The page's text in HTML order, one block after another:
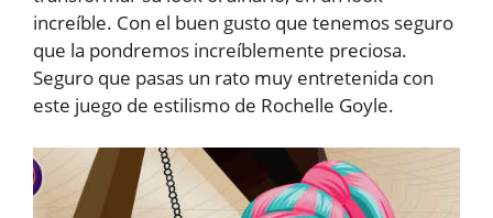
increíble. Con el buen gusto que tenemos seguro
que la pondremos increíblemente preciosa.
Seguro que pasas un rato muy entretenida con
este juego de estilismo de Rochelle Goyle.